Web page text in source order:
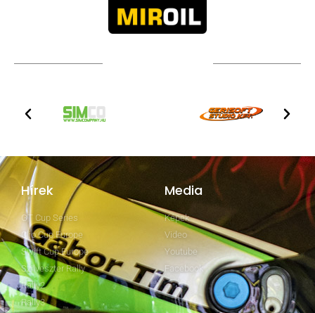
Hírek
GT Cup Series
Clio Cup Europe
Swift Cup Europe
Szilveszter Rally
Rally2
Rally3
Media
Képek
Video
Youtube
Facebook